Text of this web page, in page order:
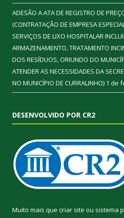
ADESÃO A ATA DE REGISTRO DE
(CONTRATAÇÃO DE EMPRESA
SERVIÇOS DE LIXO HOSPITALAR
ARMAZENAMENTO, TRATAMENTO
DOS RESÍDUOS, ORIUNDO DO
ATENDER AS NECESSIDADES DA
NO MUNICÍPIO DE CURRALINHO) 1 de
DESENVOLVIDO POR CR2
Muito mais que criar site ou sistema